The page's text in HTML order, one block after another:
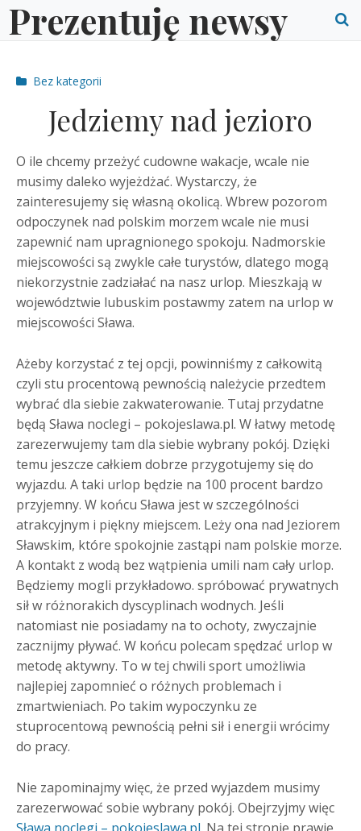
Skip
toPrezentuję newsy
Post
Bez kategorii
Jedziemy nad jezioro
O ile chcemy przeżyć cudowne wakacje, wcale nie
musimy daleko wyjeżdżać. Wystarczy, że
zainteresujemy się własną okolicą. Wbrew pozorom
odpoczynek nad polskim morzem wcale nie musi
zapewnić nam upragnionego spokoju. Nadmorskie
miejscowości są zwykle całe turystów, dlatego mogą
niekorzystnie zadziałać na nasz urlop. Mieszkają w
województwie lubuskim postawmy zatem na urlop w
miejscowości Sława.
Ażeby korzystać z tej opcji, powinniśmy z całkowitą
czyli stu procentową pewnością należycie przedtem
wybrać dla siebie zakwaterowanie. Tutaj przydatne
będą Sława noclegi – pokojeslawa.pl. W łatwy metodę
zarezerwujemy tam dla siebie wybrany pokój. Dzięki
temu jeszcze całkiem dobrze przygotujemy się do
wyjazdu. A taki urlop będzie na 100 procent bardzo
przyjemny. W końcu Sława jest w szczególności
atrakcyjnym i piękny miejscem. Leży ona nad Jeziorem
Sławskim, które spokojnie zastąpi nam polskie morze.
A kontakt z wodą bez wątpienia umili nam cały urlop.
Będziemy mogli przykładowo. spróbować prywatnych
sił w różnorakich dyscyplinach wodnych. Jeśli
natomiast nie posiadamy na to ochoty, zwyczajnie
zacznijmy pływać. W końcu polecam spędzać urlop w
metodę aktywny. To w tej chwili sport umożliwia
najlepiej zapomnieć o różnych problemach i
zmartwieniach. Po takim wypoczynku ze
stuprocentową pewnością pełni sił i energii wrócimy
do pracy.
Nie zapominajmy więc, że przed wyjazdem musimy
zarezerwować sobie wybrany pokój. Obejrzyjmy więc